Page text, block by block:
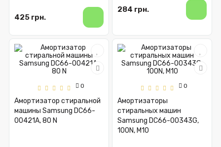
425 грн.
284 грн.
0
Амортизатор стиральной
машины Samsung DC66-
00421A, 80 N
0
Амортизаторы
стиральных машин
Samsung DC66-00343G,
100N, М10